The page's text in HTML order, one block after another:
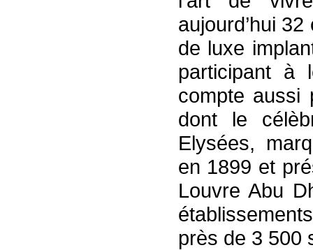
aujourd’hui
de luxe
participant à
compte aussi
dont le
Elysées,
en 1899 et
Louvre Abu
près de 3 500